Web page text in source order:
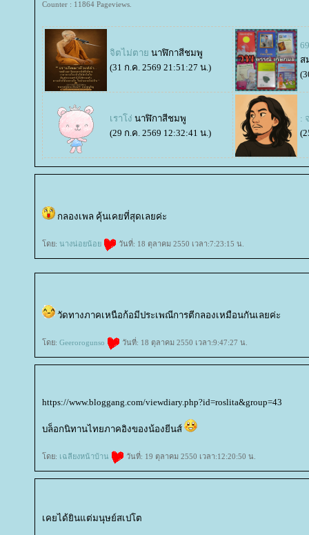
Counter : 11864 Pageviews.
จิตไม่ตา นาฬิกาสีชมพู
(31 ก.ค. 2569 21:51:27 น.)
ส
เราโง่ นาฬิกาสีชมพู
(29 ก.ค. 2569 12:32:41 น.)
:
กลองเพล คุ้นเคยที่สุดเลยค่ะ
ดย: นางน่อยน้อ วันที่: 18 ตุลาคม 2550 เวลา:7:23:15 น.
วัดทางภาคเหนือก้อมีประเพณีการตีกลองเหมือนกันเลยค่ะ
ดย: Geerorogunso วันที่: 18 ตุลาคม 2550 เวลา:9:47:27 น.
https://www.bloggang.com/viewdiary.php?id=roslita&group=43
บล็อกนิทานไทยภาคอิงของน้องยีนส์
ดย: เฉลียงหน้าบ้าน วันที่: 19 ตุลาคม 2550 เวลา:12:20:50 น.
เคยได้ยินแต่มนุษย์สเปโต